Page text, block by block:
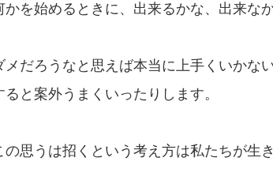
かを始めるときに、出来るかな、出来な
メだろうなと思えば本当に上手くいかな
と案外うまくいったりします。
の思うは招くという考え方は私たちが生